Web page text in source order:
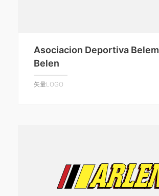
Asociacion Deportiva
Belen
矢量LOGO